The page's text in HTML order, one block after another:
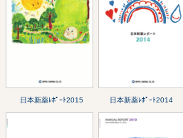
日本新薬ﾚﾎﾟｰﾄ2015 日本新薬ﾚﾎﾟｰﾄ2014